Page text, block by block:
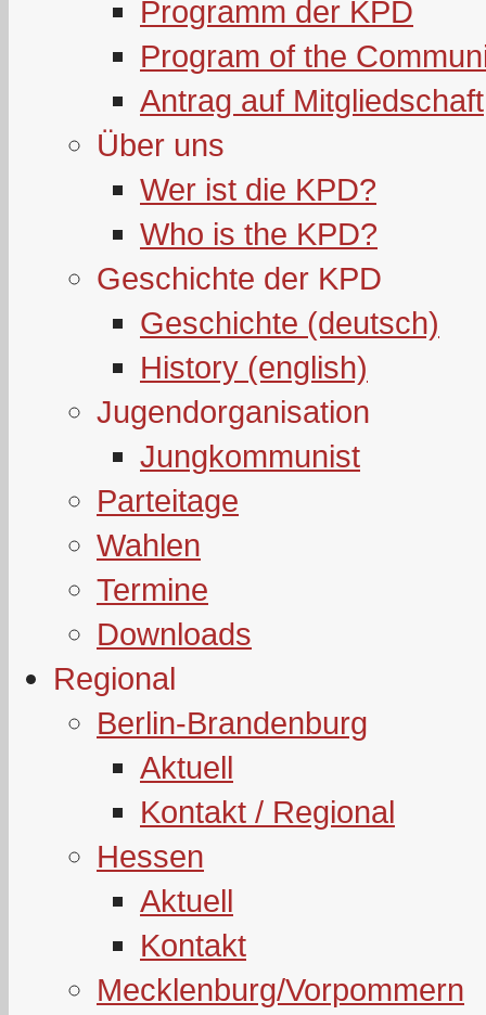
Programm der KPD
Program of the
Antrag auf Mitgliedschaft
Über uns
Wer ist die KPD?
Who is the KPD?
Geschichte der KPD
Geschichte (deutsch)
History (english)
Jugendorganisation
Jungkommunist
Parteitage
Wahlen
Termine
Downloads
Regional
Berlin-Brandenburg
Aktuell
Kontakt / Regional
Hessen
Aktuell
Kontakt
Mecklenburg/Vorpommern